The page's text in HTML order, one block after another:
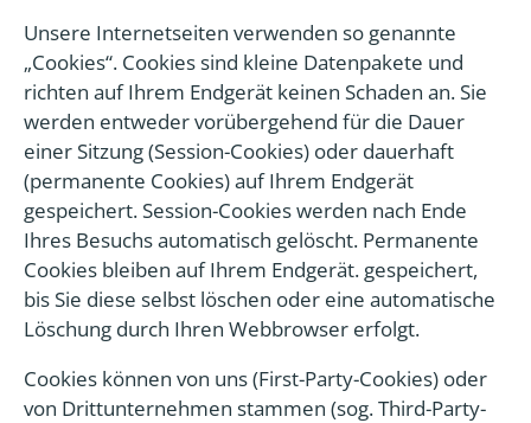
Unsere Internetseiten verwenden so genannte
„Cookies“. Cookies sind kleine Datenpakete und
richten auf Ihrem Endgerät keinen Schaden an. Sie
werden entweder vorübergehend für die Dauer
einer Sitzung (Session-Cookies) oder dauerhaft
(permanente Cookies) auf Ihrem Endgerät
gespeichert. Session-Cookies werden nach Ende
Ihres Besuchs automatisch gelöscht. Permanente
Cookies bleiben auf Ihrem Endgerät. gespeichert,
bis Sie diese selbst löschen oder eine automatische
Löschung durch Ihren Webbrowser erfolgt.
Cookies können von uns (First-Party-Cookies) oder
von Drittunternehmen stammen (sog. Third-Party-